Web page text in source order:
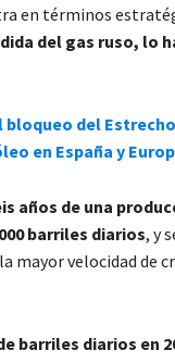
en términos
del gas ruso, lo
bloqueo del
en España y
años de una
barriles diarios, y
mayor velocidad de
barriles diarios en